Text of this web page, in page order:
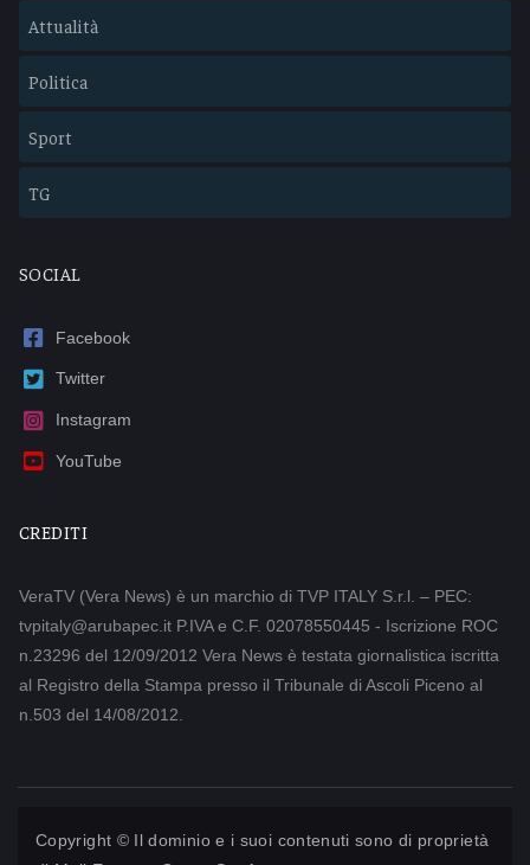
Attualità
Politica
Sport
TG
SOCIAL
Facebook
Twitter
Instagram
YouTube
CREDITI
VeraTV (Vera News) è un marchio di TVP ITALY S.r.l. – PEC:
tvpitaly@arubapec.it P.IVA e C.F. 02078550445 - Iscrizione ROC
n.23296 del 12/09/2012 Vera News è testata giornalistica iscritta
al Registro della Stampa presso il Tribunale di Ascoli Piceno al
n.503 del 14/08/2012.
Copyright © Il dominio e i suoi contenuti sono di proprietà